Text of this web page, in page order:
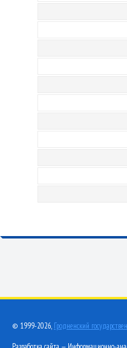
© 1999-2026, Гродненский